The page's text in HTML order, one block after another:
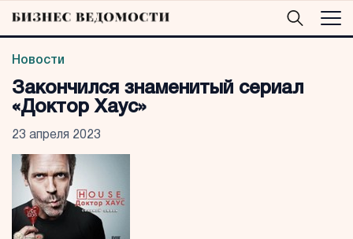
Новости
Закончился знаменитый сериал
«Доктор Хаус»
23 апреля 2023